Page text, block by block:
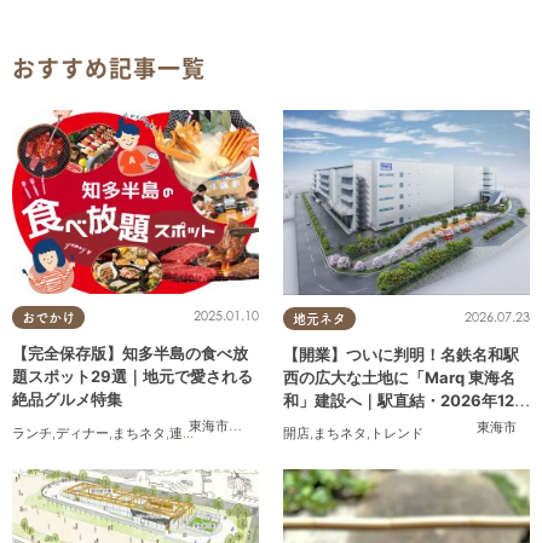
おすすめ記事一覧
おでかけ
東海市
,大府市 知多市 ,東浦町,阿久比町,半田市 常滑市,武豊
2025.01.10
【完全保存版】知多半島の食べ放
題スポット29選｜地元で愛される
絶品グルメ特集
ランチ ディナー まちネタ 連載 ,コスパ抜群
地元ネタ
東海市
2026.07.23
【開業】ついに判明！名鉄名和駅
西の広大な土地に「Marq 東海名
和」建設へ｜駅直結・2026年12月
着工予定
開店, まちネタ , トレンド